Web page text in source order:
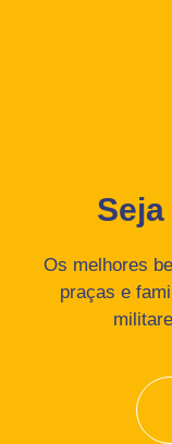
Os melhores
praças e